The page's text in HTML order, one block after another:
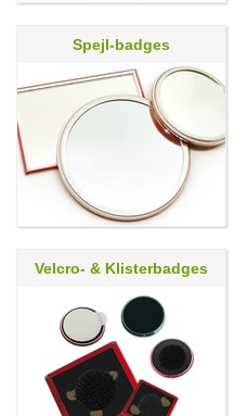
Spejl-badges
Velcro- & Klisterbadges